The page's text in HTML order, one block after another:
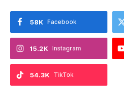
Facebook
58K
Instagram
15.2K
TikTok
54.3K